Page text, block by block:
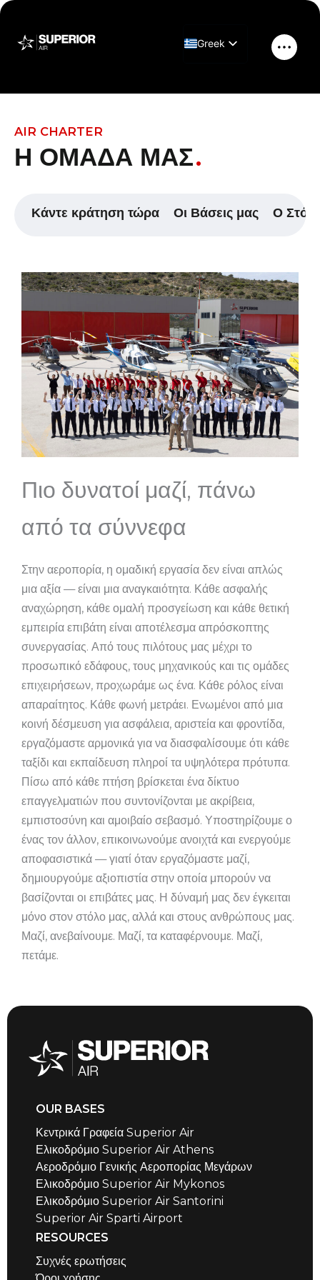
Μετάβαση
περιεχόμενο
Greek
Κύριο
μενού
AIR CHARTER
Η ΟΜΑΔΑ ΜΑΣ
Κάντε κράτηση τώρα Οι Βάσεις μας Ο
Πιο δυνατοί μαζί, πάνω
από τα σύννεφα
Στην αεροπορία, η ομαδική εργασία δεν είναι απλώς
μια αξία — είναι μια αναγκαιότητα. Κάθε ασφαλής
αναχώρηση, κάθε ομαλή προσγείωση και κάθε θετική
εμπειρία επιβάτη είναι αποτέλεσμα απρόσκοπτης
συνεργασίας. Από τους πιλότους μας μέχρι το
προσωπικό εδάφους, τους μηχανικούς και τις ομάδες
επιχειρήσεων, προχωράμε ως ένα. Κάθε ρόλος είναι
απαραίτητος. Κάθε φωνή μετράει. Ενωμένοι από μια
κοινή δέσμευση για ασφάλεια, αριστεία και φροντίδα,
εργαζόμαστε αρμονικά για να διασφαλίσουμε ότι κάθε
ταξίδι και εκπαίδευση πληροί τα υψηλότερα πρότυπα.
Πίσω από κάθε πτήση βρίσκεται ένα δίκτυο
επαγγελματιών που συντονίζονται με ακρίβεια,
εμπιστοσύνη και αμοιβαίο σεβασμό. Υποστηρίζουμε ο
ένας τον άλλον, επικοινωνούμε ανοιχτά και ενεργούμε
αποφασιστικά — γιατί όταν εργαζόμαστε μαζί,
δημιουργούμε αξιοπιστία στην οποία μπορούν να
βασίζονται οι επιβάτες μας. Η δύναμή μας δεν έγκειται
μόνο στον στόλο μας, αλλά και στους ανθρώπους μας.
Μαζί, ανεβαίνουμε. Μαζί, τα καταφέρνουμε. Μαζί,
πετάμε.
OUR BASES
Κεντρικά Γραφεία Superior Air
Ελικοδρόμιο Superior Air Athens
Αεροδρόμιο Γενικής Αεροπορίας Μεγάρων
Ελικοδρόμιο Superior Air Mykonos
Ελικοδρόμιο Superior Air Santorini
Superior Air Sparti Airport
RESOURCES
Συχνές ερωτήσεις